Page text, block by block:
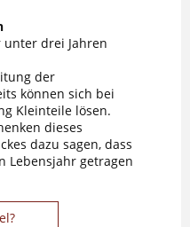
drei Jahren
der
können sich bei
Kleinteile lösen.
dieses
dazu sagen, dass
Lebensjahr getragen